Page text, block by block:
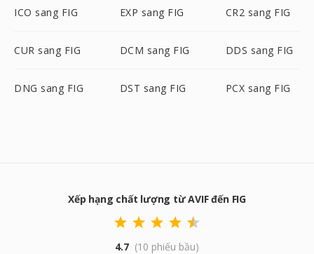
ICO sang FIG EXP sang FIG CR2 sang FIG
CUR sang FIG DCM sang FIG DDS sang FIG
DNG sang FIG DST sang FIG PCX sang FIG
Xếp hạng chất lượng từ AVIF đến FIG
4.7 (10 phiếu bầu)